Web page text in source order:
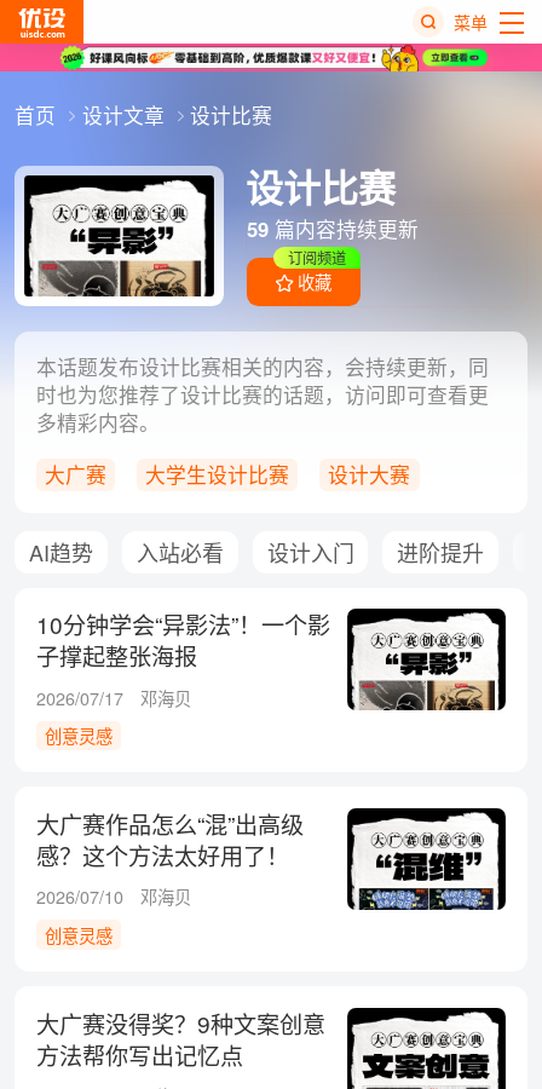
菜单
首页 设计文章 设计比赛
设计比赛
59 篇内容持续更新
收藏
订阅频道
本话题发布设计比赛相关的内容，会持续更新，同
时也为您推荐了设计比赛的话题，访问即可查看更
多精彩内容。
大广赛
大学生设计比赛
设计大赛
AI趋势 入站必看 设计入门 进阶提升
10分钟学会“异影法”！一个影
子撑起整张海报
2026/07/17
邓海贝
创意灵感
大广赛作品怎么“混”出高级
感？这个方法太好用了！
2026/07/10
邓海贝
创意灵感
大广赛没得奖？9种文案创意
方法帮你写出记忆点